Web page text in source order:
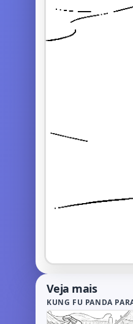
Veja mais
KUNG FU PANDA